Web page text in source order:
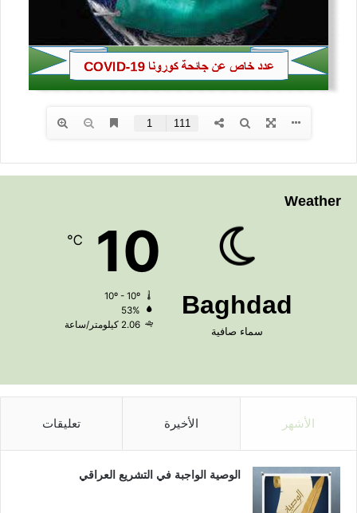
Weather
Baghdad
سماء صافية
10
℃
53%
2.06 كيلومتر/ساعة
الأشهر الأخيرة تعليقات
الوصية الواجبة في التشريع العراقي